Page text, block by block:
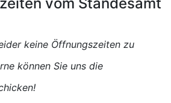
keine Öffnungszeiten zu
können Sie uns die